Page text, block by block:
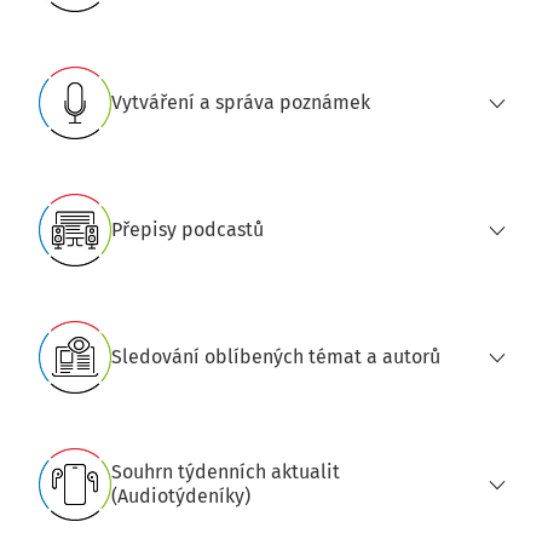
Vytváření a správa poznámek
Přepisy podcastů
Sledování oblíbených témat a autorů
Souhrn týdenních aktualit
(Audiotýdeníky)